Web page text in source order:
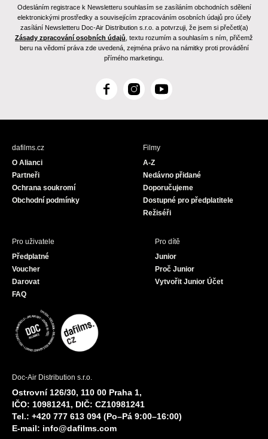
Odesláním registrace k Newsletteru souhlasím se zasíláním obchodních sdělení
elektronickými prostředky a souvisejícím zpracováním osobních údajů pro účely
zasílání Newsletteru Doc-Air Distribution s.r.o. a potvrzuji, že jsem si přečetl(a)
Zásady zpracování osobních údajů , textu rozumím a souhlasím s ním, přičemž
beru na vědomí práva zde uvedená, zejména právo na námitky proti provádění
přímého marketingu.
F
c
I
s
Y
u
dafilms.cz
O Alianci
Partneři
Ochrana soukromí
Obchodní podmínky
Filmy
A-Z
Nedávno přidané
Doporučujeme
Dostupné pro předplatitele
Režiséři
Pro uživatele
Předplatné
Voucher
Darovat
FAQ
Pro dítě
Junior
Proč Junior
Vytvořit Junior Účet
Doc-Air Distribution s.r.o.
Ostrovní 126/30, 110 00 Praha 1,
IČO: 10981241, DIČ: CZ10981241
Tel.: +420 777 613 094 (Po–Pá 9:00–16:00)
E-mail: info@dafilms.com